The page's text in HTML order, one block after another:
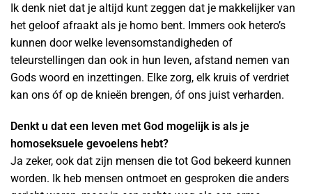
Ik denk niet dat je altijd kunt zeggen dat je makkelijker van
het geloof afraakt als je homo bent. Immers ook hetero’s
kunnen door welke levensomstandigheden of
teleurstellingen dan ook in hun leven, afstand nemen van
Gods woord en inzettingen. Elke zorg, elk kruis of verdriet
kan ons óf op de knieën brengen, óf ons juist verharden.
Denkt u dat een leven met God mogelijk is als je
homoseksuele gevoelens hebt?
Ja zeker, ook dat zijn mensen die tot God bekeerd kunnen
worden. Ik heb mensen ontmoet en gesproken die anders